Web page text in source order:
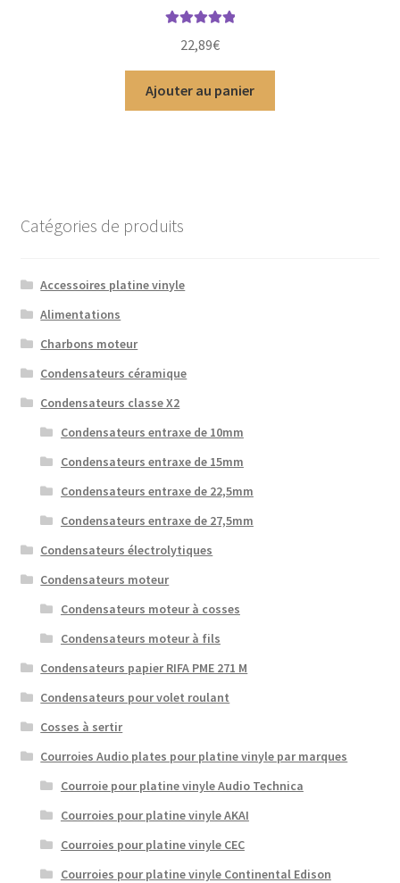
5
22,89€
Ajouter au panier
Catégories de produits
Accessoires platine vinyle
Alimentations
Charbons moteur
Condensateurs céramique
Condensateurs classe X2
Condensateurs entraxe de 10mm
Condensateurs entraxe de 15mm
Condensateurs entraxe de 22,5mm
Condensateurs entraxe de 27,5mm
Condensateurs électrolytiques
Condensateurs moteur
Condensateurs moteur à cosses
Condensateurs moteur à fils
Condensateurs papier RIFA PME 271 M
Condensateurs pour volet roulant
Cosses à sertir
Courroies Audio plates pour platine vinyle par marques
Courroie pour platine vinyle Audio Technica
Courroies pour platine vinyle AKAI
Courroies pour platine vinyle CEC
Courroies pour platine vinyle Continental Edison